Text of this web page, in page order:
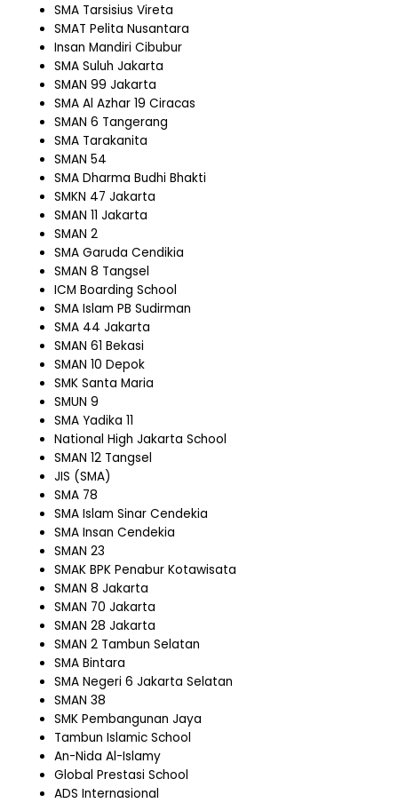
SMA Tarsisius Vireta
SMAT Pelita Nusantara
Insan Mandiri Cibubur
SMA Suluh Jakarta
SMAN 99 Jakarta
SMA Al Azhar 19 Ciracas
SMAN 6 Tangerang
SMA Tarakanita
SMAN 54
SMA Dharma Budhi Bhakti
SMKN 47 Jakarta
SMAN 11 Jakarta
SMAN 2
SMA Garuda Cendikia
SMAN 8 Tangsel
ICM Boarding School
SMA Islam PB Sudirman
SMA 44 Jakarta
SMAN 61 Bekasi
SMAN 10 Depok
SMK Santa Maria
SMUN 9
SMA Yadika 11
National High Jakarta School
SMAN 12 Tangsel
JIS (SMA)
SMA 78
SMA Islam Sinar Cendekia
SMA Insan Cendekia
SMAN 23
SMAK BPK Penabur Kotawisata
SMAN 8 Jakarta
SMAN 70 Jakarta
SMAN 28 Jakarta
SMAN 2 Tambun Selatan
SMA Bintara
SMA Negeri 6 Jakarta Selatan
SMAN 38
SMK Pembangunan Jaya
Tambun Islamic School
An-Nida Al-Islamy
Global Prestasi School
ADS Internasional